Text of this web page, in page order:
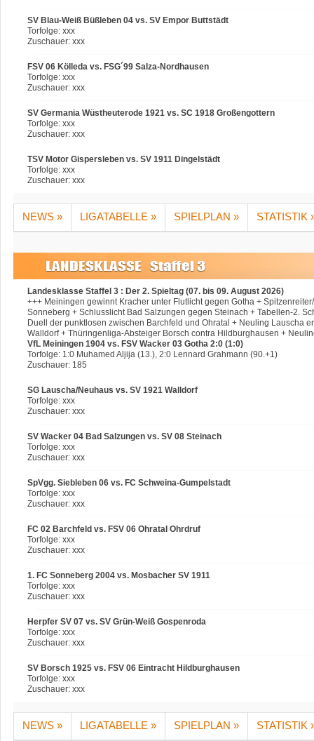
SV Blau-Weiß Büßleben 04 vs. SV Empor Buttstädt
Torfolge: xxx
Zuschauer: xxx
FSV 06 Kölleda vs. FSG´99 Salza-Nordhausen
Torfolge: xxx
Zuschauer: xxx
SV Germania Wüstheuterode 1921 vs. SC 1918 Großengottern
Torfolge: xxx
Zuschauer: xxx
TSV Motor Gispersleben vs. SV 1911 Dingelstädt
Torfolge: xxx
Zuschauer: xxx
NEWS » LIGATABELLE » SPIELPLAN » STATISTIK
Landesklasse Staffel 3 : Der 2. Spieltag (07. bis 09. August 2026)
+++ Meiningen gewinnt Kracher unter Flutlicht gegen Gotha +
Sonneberg + Schlusslicht Bad Salzungen gegen Steinach + Tabellen-2.
Duell der punktlosen zwischen Barchfeld und Ohratal + Neuling Lauscha
Walldorf + Thüringenliga-Absteiger Borsch contra Hildburghausen +
VfL Meiningen 1904 vs. FSV Wacker 03 Gotha 2:0 (1:0)
Torfolge: 1:0 Muhamed Aljija (13.), 2:0 Lennard Grahmann (90.+1)
Zuschauer: 185
SG Lauscha/Neuhaus vs. SV 1921 Walldorf
Torfolge: xxx
Zuschauer: xxx
SV Wacker 04 Bad Salzungen vs. SV 08 Steinach
Torfolge: xxx
Zuschauer: xxx
SpVgg. Siebleben 06 vs. FC Schweina-Gumpelstadt
Torfolge: xxx
Zuschauer: xxx
FC 02 Barchfeld vs. FSV 06 Ohratal Ohrdruf
Torfolge: xxx
Zuschauer: xxx
1. FC Sonneberg 2004 vs. Mosbacher SV 1911
Torfolge: xxx
Zuschauer: xxx
Herpfer SV 07 vs. SV Grün-Weiß Gospenroda
Torfolge: xxx
Zuschauer: xxx
SV Borsch 1925 vs. FSV 06 Eintracht Hildburghausen
Torfolge: xxx
Zuschauer: xxx
NEWS » LIGATABELLE » SPIELPLAN » STATISTIK